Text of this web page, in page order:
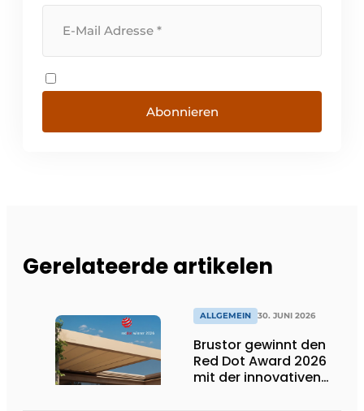
Abonnieren
Gerelateerde artikelen
ALLGEMEIN 30. JUNI 2026
Brustor gewinnt den
Red Dot Award 2026
mit der innovativen